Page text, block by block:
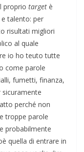
proprio target è
e talento: per
risultati migliori
al quale
io ho teuto tutte
come parole
fumetti, finanza,
sicuramente
perché non
troppe parole
probabilmente
quella di entrare in